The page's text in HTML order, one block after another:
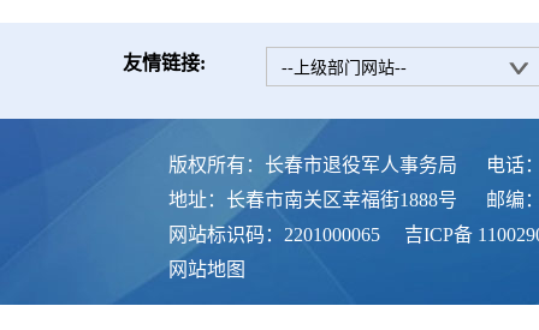
友情链接: --上级部门网站--
版权所有：长春市退役军人事务局
电话
地址：长春市南关区幸福街1888号
邮编
网站标识码：2201000065
吉ICP备
网站地图